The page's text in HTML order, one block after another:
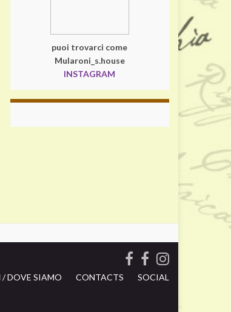
puoi trovarci come
Mularoni_s.house
INSTAGRAM
DOVE SIAMO CONTACTS SOCIAL